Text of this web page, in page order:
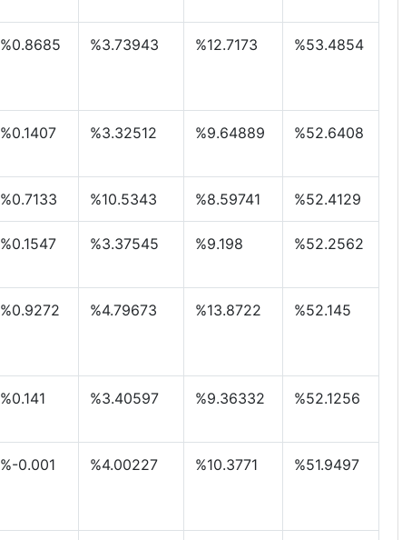
%0.8685 %3.73943 %12.7173 %53.4854
%0.1407 %3.32512 %9.64889 %52.6408
%0.7133 %10.5343 %8.59741 %52.4129
%0.1547 %3.37545 %9.198 %52.2562
%0.9272 %4.79673 %13.8722 %52.145
%0.141 %3.40597 %9.36332 %52.1256
%-0.001 %4.00227 %10.3771 %51.9497